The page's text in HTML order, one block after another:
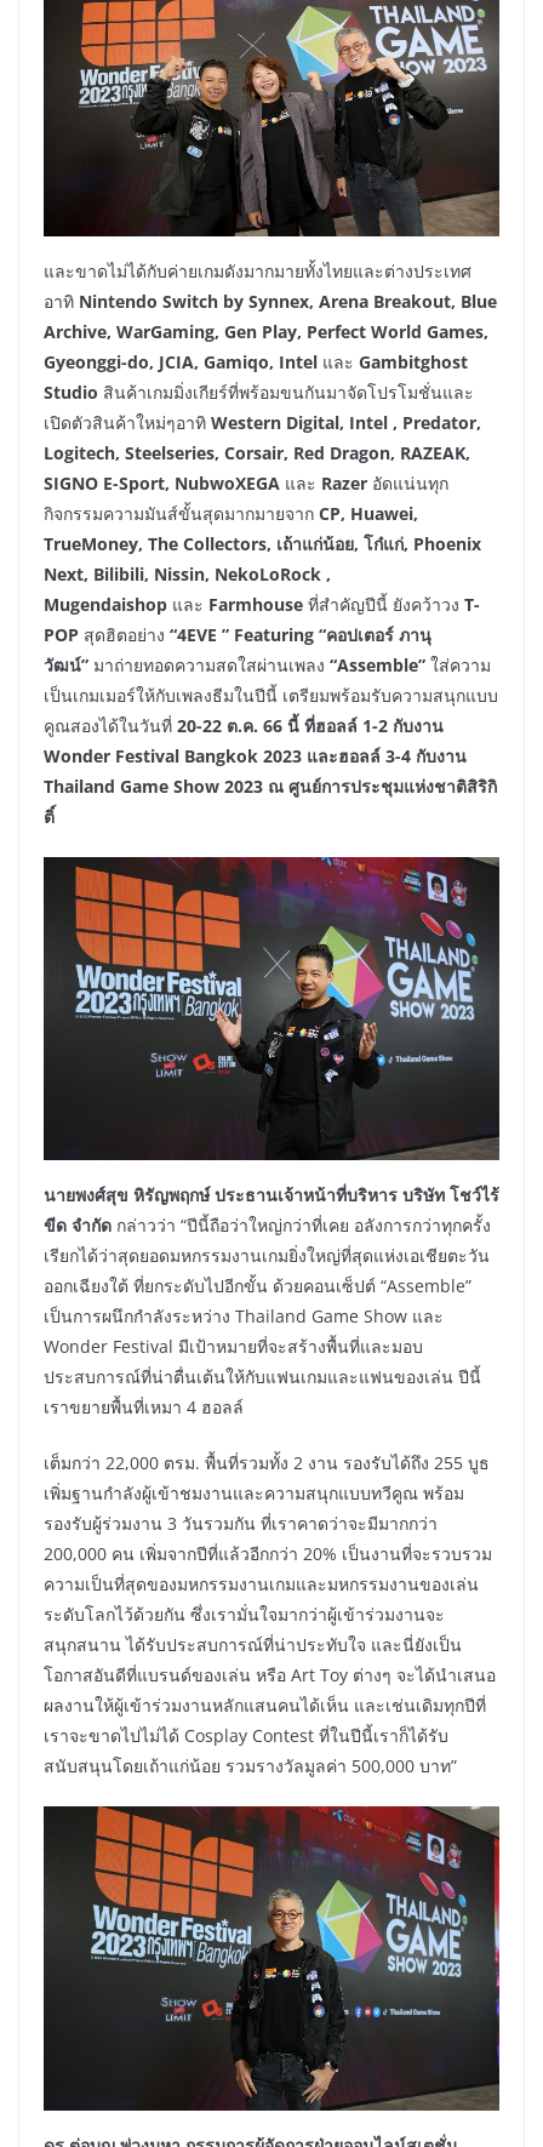
และขาดไม่ได้กับค่ายเกมดังมากมายทั้งไทยและต่างประเทศ
อาทิ Nintendo Switch by Synnex, Arena Breakout, Blue
Archive, WarGaming, Gen Play, Perfect World Games,
Gyeonggi-do, JCIA, Gamiqo, Intel และ Gambitghost
Studio สินค้าเกมมิ่งเกียร์ที่พร้อมขนกันมาจัดโปรโมชั่นและ
เปิดตัวสินค้าใหม่ๆอาทิ Western Digital, Intel , Predator,
Logitech, Steelseries, Corsair, Red Dragon, RAZEAK,
SIGNO E-Sport, NubwoXEGA และ Razer อัดแน่นทุก
กิจกรรมความมันส์ขั้นสุดมากมายจาก CP, Huawei,
TrueMoney, The Collectors, เถ้าแก่น้อย, โก๋แก่, Phoenix
Next, Bilibili, Nissin, NekoLoRock ,
Mugendaishop และ Farmhouse ที่สำคัญปีนี้ ยังคว้าวง T-
POP สุดฮิตอย่าง “4EVE ” Featuring “คอปเตอร์ ภานุ
วัฒน์” มาถ่ายทอดความสดใสผ่านเพลง “Assemble” ใส่ความ
เป็นเกมเมอร์ให้กับเพลงธีมในปีนี้ เตรียมพร้อมรับความสนุกแบบ
คูณสองได้ในวันที่ 20-22 ต.ค. 66 นี้ ที่ฮอลล์ 1-2 กับงาน
Wonder Festival Bangkok 2023 และฮอลล์ 3-4 กับงาน
Thailand Game Show 2023 ณ ศูนย์การประชุมแห่งชาติสิริกิ
ติ์
นายพงศ์สุข หิรัญพฤกษ์ ประธานเจ้าหน้าที่บริหาร บริษัท โชว์ไร้
ขีด จำกัด กล่าวว่า “ปีนี้ถือว่าใหญ่กว่าที่เคย อลังการกว่าทุกครั้ง
เรียกได้ว่าสุดยอดมหกรรมงานเกมยิ่งใหญ่ที่สุดแห่งเอเชียตะวัน
ออกเฉียงใต้ ที่ยกระดับไปอีกขั้น ด้วยคอนเซ็ปต์ “Assemble”
เป็นการผนึกกำลังระหว่าง Thailand Game Show และ
Wonder Festival มีเป้าหมายที่จะสร้างพื้นที่และมอบ
ประสบการณ์ที่น่าตื่นเต้นให้กับแฟนเกมและแฟนของเล่น ปีนี้
เราขยายพื้นที่เหมา 4 ฮอลล์
เต็มกว่า 22,000 ตรม. พื้นที่รวมทั้ง 2 งาน รองรับได้ถึง 255 บูธ
เพิ่มฐานกำลังผู้เข้าชมงานและความสนุกแบบทวีคูณ พร้อม
รองรับผู้ร่วมงาน 3 วันรวมกัน ที่เราคาดว่าจะมีมากกว่า
200,000 คน เพิ่มจากปีที่แล้วอีกกว่า 20% เป็นงานที่จะรวบรวม
ความเป็นที่สุดของมหกรรมงานเกมและมหกรรมงานของเล่น
ระดับโลกไว้ด้วยกัน ซึ่งเรามั่นใจมากว่าผู้เข้าร่วมงานจะ
สนุกสนาน ได้รับประสบการณ์ที่น่าประทับใจ และนี่ยังเป็น
โอกาสอันดีที่แบรนด์ของเล่น หรือ Art Toy ต่างๆ จะได้นำเสนอ
ผลงานให้ผู้เข้าร่วมงานหลักแสนคนได้เห็น และเช่นเดิมทุกปีที่
เราจะขาดไปไม่ได้ Cosplay Contest ที่ในปีนี้เราก็ได้รับ
สนับสนุนโดยเถ้าแก่น้อย รวมรางวัลมูลค่า 500,000 บาท”